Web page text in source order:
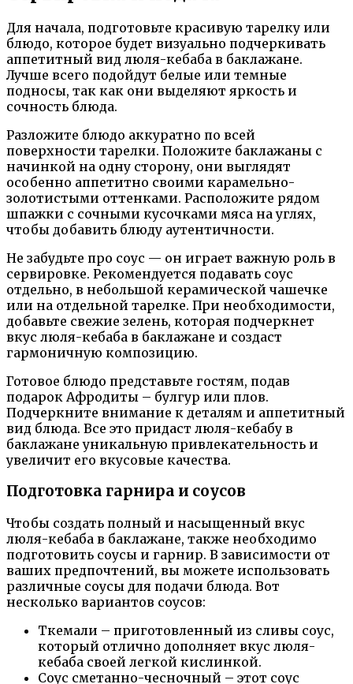
Для начала, подготовьте красивую тарелку или
блюдо, которое будет визуально подчеркивать
аппетитный вид люля-кебаба в баклажане.
Лучше всего подойдут белые или темные
подносы, так как они выделяют яркость и
сочность блюда.
Разложите блюдо аккуратно по всей
поверхности тарелки. Положите баклажаны с
начинкой на одну сторону, они выглядят
особенно аппетитно своими карамельно-
золотистыми оттенками. Расположите рядом
шпажки с сочными кусочками мяса на углях,
чтобы добавить блюду аутентичности.
Не забудьте про соус — он играет важную роль в
сервировке. Рекомендуется подавать соус
отдельно, в небольшой керамической чашечке
или на отдельной тарелке. При необходимости,
добавьте свежие зелень, которая подчеркнет
вкус люля-кебаба в баклажане и создаст
гармоничную композицию.
Готовое блюдо представьте гостям, подав
подарок Афродиты – булгур или плов.
Подчеркните внимание к деталям и аппетитный
вид блюда. Все это придаст люля-кебабу в
баклажане уникальную привлекательность и
увеличит его вкусовые качества.
Подготовка гарнира и соусов
Чтобы создать полный и насыщенный вкус
люля-кебаба в баклажане, также необходимо
подготовить соусы и гарнир. В зависимости от
ваших предпочтений, вы можете использовать
различные соусы для подачи блюда. Вот
несколько вариантов соусов:
Ткемали – приготовленный из сливы соус,
который отлично дополняет вкус люля-
кебаба своей легкой кислинкой.
Соус сметанно-чесночный – этот соус